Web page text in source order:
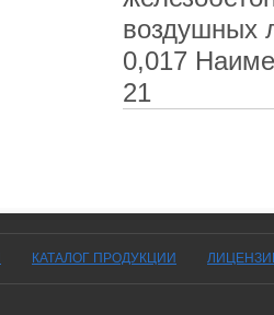
воздушных
0,017
21
КАТАЛОГ ПРОДУКЦИИ